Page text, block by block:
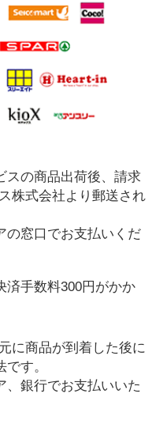
スの商品出荷後、請求
株式会社より郵送され
の窓口でお支払いくだ
手数料300円がかか
に商品が到着した後に
す。
、銀行でお支払いいた